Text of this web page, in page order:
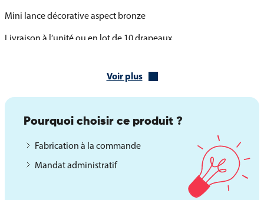
Mini lance décorative aspect bronze
Livraison à l’unité ou en lot de 10 drapeaux
Pour accompagner le drapeau de table de l’Inde, différents socles
ou plusieurs drapeaux sur une même base. Ces supports sont
adaptés à une utilisation stable et esthétique sur tous types de
surfaces.
Socle bois verni 1 trou : idéal pour une présentation simple
Socle 2, 3 ou 5 trous : parfait pour associer plusieurs drapeaux
Voir plus
Pourquoi choisir ce produit ?
Fabrication à la commande
Mandat administratif